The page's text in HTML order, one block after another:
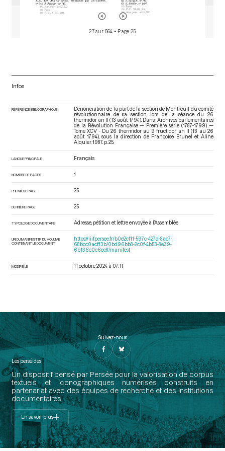
27 sur 564 • Page 25
Infos
RÉFÉRENCE BIBLIOGRAPHIQUE
Dénonciation de la part de la section de Montreuil du comité
révolutionnaire de sa section, lors de la séance du 26
thermidor an II (13 août 1794). Dans : Archives parlementaires
de la Révolution Française — Première série (1787-1799) —
Tome XCV - Du 26 thermidor au 9 fructidor an II (13 au 26
août 1794), sous la direction de Françoise Brunel et Aline
Alquier. 1987. p. 25.
LANGUE PRINCIPALE Français
NOMBRE DE PAGES 1
PREMIÈRE PAGE 25
DERNIÈRE PAGE 25
TYPOLOGIE DOCUMENTAIRE Adresse, pétition et lettre envoyée à l’Assemblée
URI DU MANIFEST IIIF DU VOLUME
CONTENANT LE DOCUMENT
https://iiif.persee.fr/b0e2cf11-597c-427d-8ac7-
68bcc0acf13b/0bd96bb8-2c0f-4b53-8e39-
6b136c0e6ec8/manifest
MODIFIÉ LE 11 octobre 2024 à 07:11
Suivez-nous
Les perséides
Un dispositif pensé par Persée pour la valorisation de corpus
textuels et iconographiques numérisés construits en
partenariat avec des équipes de recherche et des institutions
documentaires.
En savoir plus